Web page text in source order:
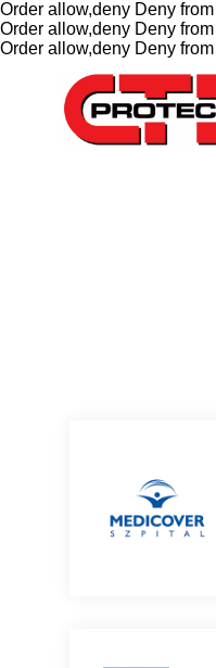
Order allow,deny Deny from
Order allow,deny Deny from
Order allow,deny Deny from